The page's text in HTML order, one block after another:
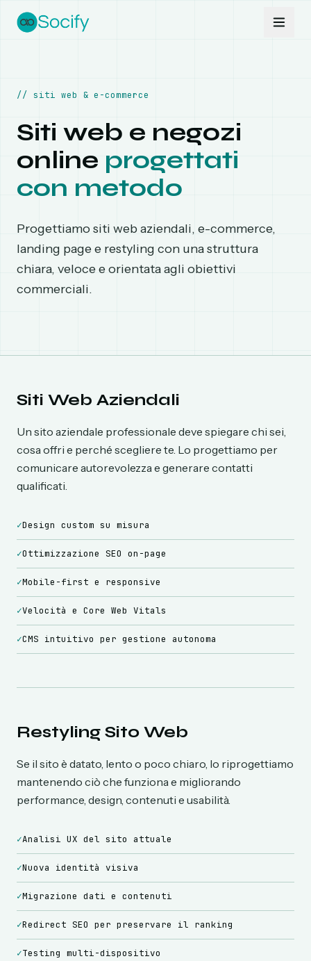
Vai al contenuto
// siti web & e-commerce
Siti web e negozi
online progettati
con metodo
Progettiamo siti web aziendali, e-commerce,
landing page e restyling con una struttura
chiara, veloce e orientata agli obiettivi
commerciali.
Siti Web Aziendali
Un sito aziendale professionale deve spiegare chi sei,
cosa offri e perché scegliere te. Lo progettiamo per
comunicare autorevolezza e generare contatti
qualificati.
✓Design custom su misura
✓Ottimizzazione SEO on-page
✓Mobile-first e responsive
✓Velocità e Core Web Vitals
✓CMS intuitivo per gestione autonoma
Restyling Sito Web
Se il sito è datato, lento o poco chiaro, lo riprogettiamo
mantenendo ciò che funziona e migliorando
performance, design, contenuti e usabilità.
✓Analisi UX del sito attuale
✓Nuova identità visiva
✓Migrazione dati e contenuti
✓Redirect SEO per preservare il ranking
✓Testing multi-dispositivo